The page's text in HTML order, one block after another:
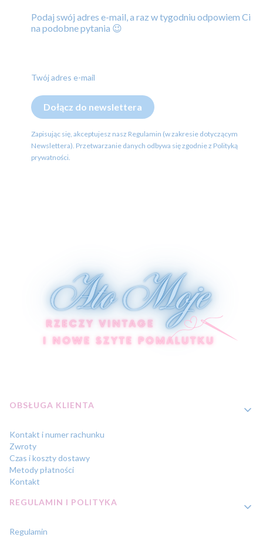
Podaj swój adres e-mail, a raz w tygodniu odpowiem Ci
na podobne pytania 😉
Twój adres e-mail
Dołącz do newslettera
Zapisując się, akceptujesz nasz Regulamin (w zakresie dotyczącym
Newslettera). Przetwarzanie danych odbywa się zgodnie z Polityką
prywatności.
Linki w stopce
OBSŁUGA KLIENTA
Kontakt i numer rachunku
Zwroty
Czas i koszty dostawy
Metody płatności
Kontakt
REGULAMIN I POLITYKA
Regulamin